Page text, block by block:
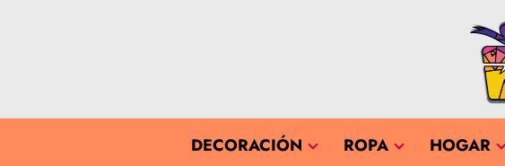
DECORACIÓN ROPA HOGAR